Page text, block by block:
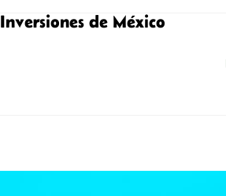
Inversiones de México